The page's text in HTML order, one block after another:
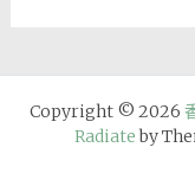
Copyright © 2026
Radiateby